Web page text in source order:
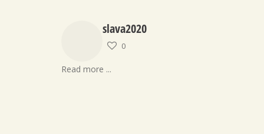
slava2020
0
Read more ...